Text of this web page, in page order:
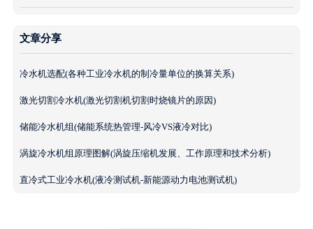
文章分享
冷水机选配(各种工业冷水机的制冷量单位的换算关系)
激光切割冷水机(激光切割机切割时烧镜片的原因)
储能冷水机组(储能系统热管理-风冷VS液冷对比)
涡旋冷水机组原理图解(涡旋压缩机发展、工作原理和技术分析)
直冷式工业冷水机(液冷测试机-新能源动力电池测试机)